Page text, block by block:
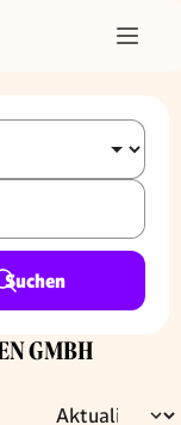
Suchen
GMBH